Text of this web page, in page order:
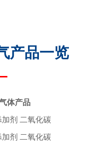
产品一览
体产品
剂 二氧化碳
剂 二氧化碳